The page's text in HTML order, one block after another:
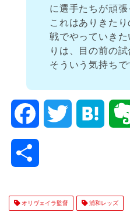
に選手たちが頑張
これはありきた
戦でやっていき
りは、目の前の試
そういう気持ちで
e t e
オリヴェイラ監督 浦和レッズ